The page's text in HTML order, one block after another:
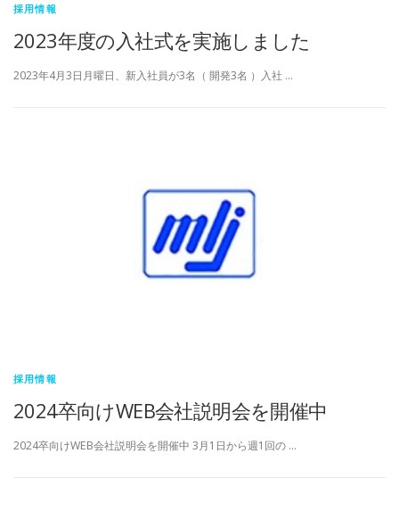
採用情報
2023年度の入社式を実施しました
2023年4月3日月曜日、新入社員が3名（ 開発3名 ）入社 …
採用情報
2024卒向けWEB会社説明会を開催中
2024卒向けWEB会社説明会を開催中 3月1日から週1回の …